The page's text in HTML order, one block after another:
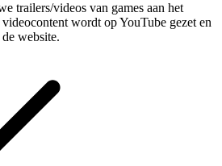
trailers/videos van games aan het
wordt op YouTube gezet en
website.